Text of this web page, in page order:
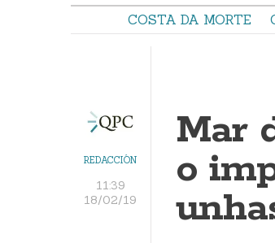
COSTA DA MORTE
REDACCIÓN
11:39
18/02/19
Mar
o